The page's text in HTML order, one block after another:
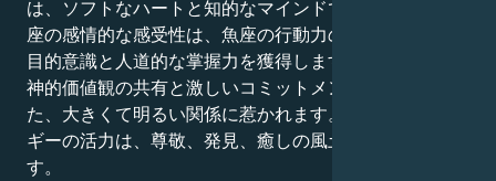
は、ソフトなハートと知的なマインドで愛せること。蟹
座の感情的な感受性は、魚座の行動力のおかげで、深い
目的意識と人道的な掌握力を獲得します。あなたは、精
神的価値観の共有と激しいコミットメントの上に築かれ
た、大きくて明るい関係に惹かれます。あなたのエネル
ギーの活力は、尊敬、発見、癒しの風土にかかっていま
す。